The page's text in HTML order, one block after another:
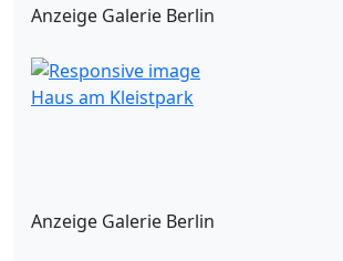
Anzeige Galerie Berlin
Haus am Kleistpark
Anzeige Galerie Berlin